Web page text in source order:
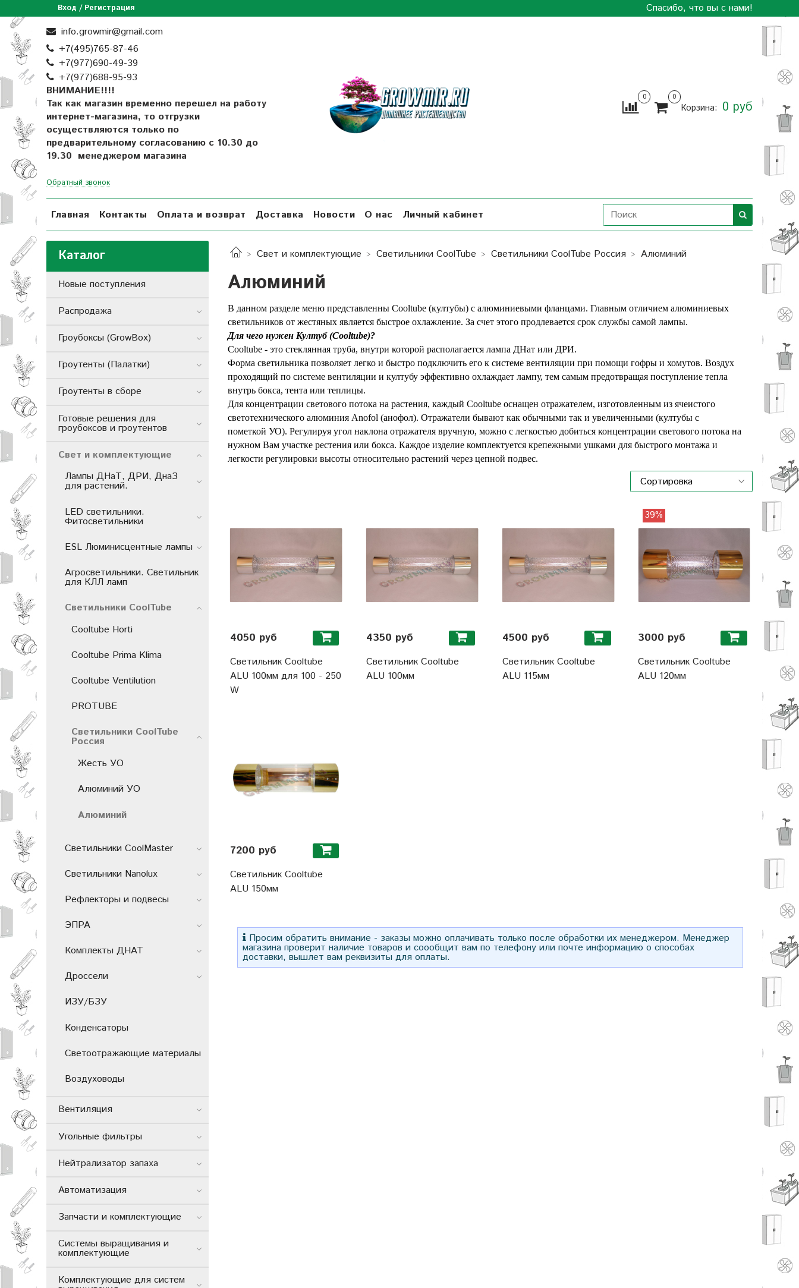
Вход / Регистрация
Спасибо, что вы с нами!
info.growmir@gmail.com
+7(495)765-87-46
+7(977)690-49-39
+7(977)688-95-93
ВНИМАНИЕ!!!!
Так как магазин временно перешел на работу
интернет-магазина, то отгрузки
осуществляются только по
предварительному согласованию с 10.30 до
19.30 менеджером магазина
Обратный звонок
0 0
Корзина: 0 руб
Главная Контакты Оплата и возврат Доставка Новости О нас Личный кабинет
Свет и комплектующие Светильники СoolTube Светильники СoolTube Россия Алюминий
Алюминий
В данном разделе меню представленны Cooltube (култубы) с алюминиевыми фланцами. Главным отличием алюминиевых
светильников от жестяных является быстрое охлажление. За счет этого продлевается срок службы самой лампы.
Для чего нужен Култуб (Cooltube)?
Cooltube - это стеклянная труба, внутри которой располагается лампа ДНат или ДРИ.
Форма светильника позволяет легко и быстро подключить его к системе вентиляции при помощи гофры и хомутов. Воздух
проходящий по системе вентиляции и култубу эффективно охлаждает лампу, тем самым предотвращая поступление тепла
внутрь бокса, тента или теплицы.
Для концентрации светового потока на растения, каждый Cooltube оснащен отражателем, изготовленным из ячеистого
светотехнического алюминия Anofol (анофол). Отражатели бывают как обычными так и увеличенными (култубы с
пометкой УО). Регулируя угол наклона отражателя вручную, можно с легкостью добиться концентрации светового потока на
нужном Вам участке рестения или бокса. Каждое изделие комплектуется крепежными ушками для быстрого монтажа и
легкости регулировки высоты относительно растений через цепной подвес.
4050 руб
Светильник Cooltube
ALU 100мм для 100 - 250
W
4350 руб
Светильник Cooltube
ALU 100мм
4500 руб
Светильник Cooltube
ALU 115мм
39%
3000 руб
Светильник Cooltube
ALU 120мм
7200 руб
Светильник Cooltube
ALU 150мм
Просим обратить внимание - заказы можно оплачивать только после обработки их менеджером. Менеджер
магазина проверит наличие товаров и соообщит вам по телефону или почте информацию о способах
доставки, вышлет вам реквизиты для оплаты.
Каталог
Новые поступления
Распродажа
Гроубоксы (GrowBox)
Гроутенты (Палатки)
Гроутенты в сборе
Готовые решения для
гроубоксов и гроутентов
Свет и комплектующие
Лампы ДНаТ, ДРИ, ДнаЗ
для растений.
LED светильники.
Фитосветильники
ESL Люминисцентные лампы
Агросветильники. Светильник
для КЛЛ ламп
Светильники СoolTube
Cooltube Horti
Cooltube Prima Klima
Cooltube Ventilution
PROTUBE
Светильники СoolTube
Россия
Жесть УО
Алюминий УО
Алюминий
Светильники CoolMaster
Светильники Nanolux
Рефлекторы и подвесы
ЭПРА
Комплекты ДНАТ
Дроссели
ИЗУ/БЗУ
Конденсаторы
Светоотражающие материалы
Воздуховоды
Вентиляция
Угольные фильтры
Нейтрализатор запаха
Автоматизация
Запчасти и комплектующие
Системы выращивания и
комплектующие
Комплектующие для систем